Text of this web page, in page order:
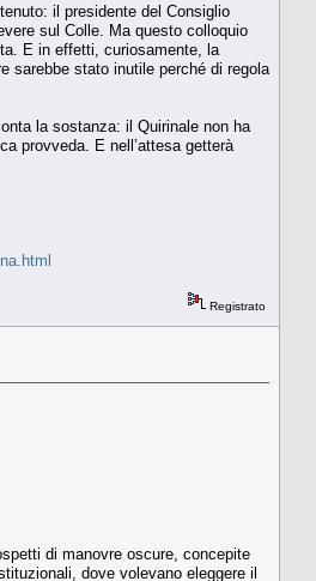
il presidente del Consiglio
sul Colle. Ma questo colloquio
E in effetti, curiosamente, la
sarebbe stato inutile perché di regola
la sostanza: il Quirinale non ha
provveda. E nell’attesa getterà
Registrato
di manovre oscure, concepite
dove volevano eleggere il